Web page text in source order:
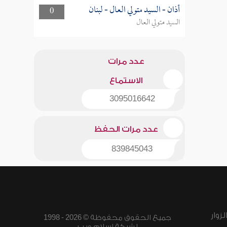
0
أذان - السيد متولي العال - لبنان
السيد متولي العال
عدد مرات
الاستماع
3095016642
عدد مرات الحفظ
839845043
جميع الحقوق محفوظة © 2026 - 1998